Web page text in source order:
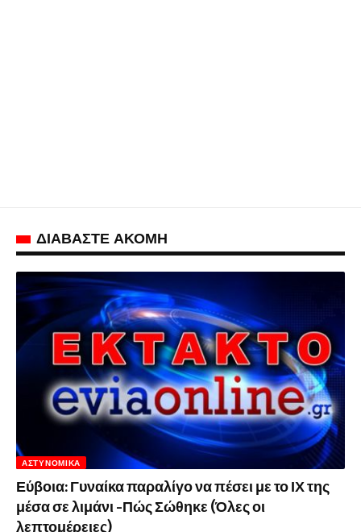
ΔΙΑΒΑΣΤΕ ΑΚΟΜΗ
ΑΣΤΥΝΟΜΙΚΆ
Εύβοια: Γυναίκα παραλίγο να πέσει με το ΙΧ της
μέσα σε λιμάνι -Πώς Σώθηκε (Όλες οι
λεπτομέρειες)